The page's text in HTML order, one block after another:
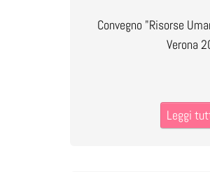
Convegno "Risorse
Verona
Leggi